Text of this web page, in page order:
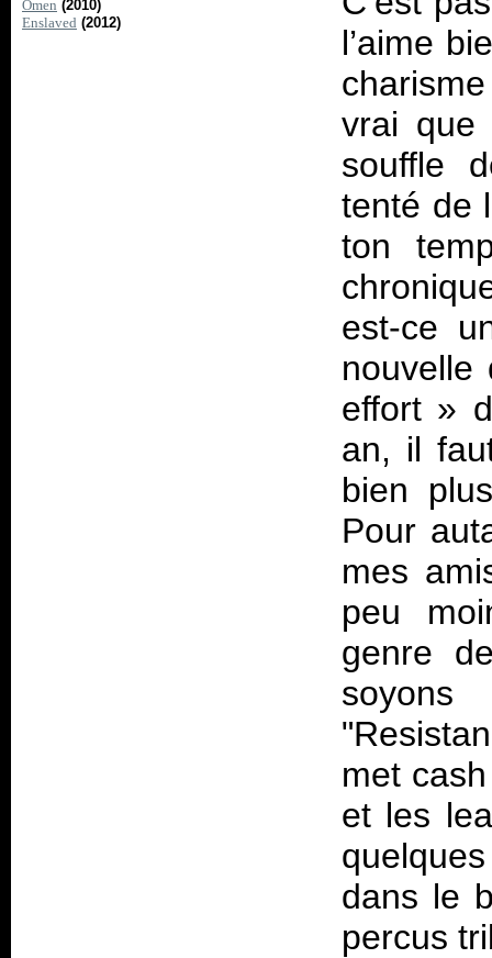
Omen (2010)
Enslaved (2012)
l’aime
vrai
souffle
tenté de
ton
est-ce
nouvelle
effort »
an, il
bien
Pour
mes
peu
genre
soyons
met
et les
dans le
percus